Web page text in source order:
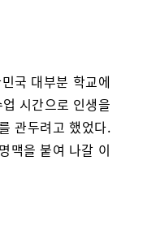
국 대부분 학교에
시간으로 인생을
관두려고 했었다.
맥을 붙여 나갈 이